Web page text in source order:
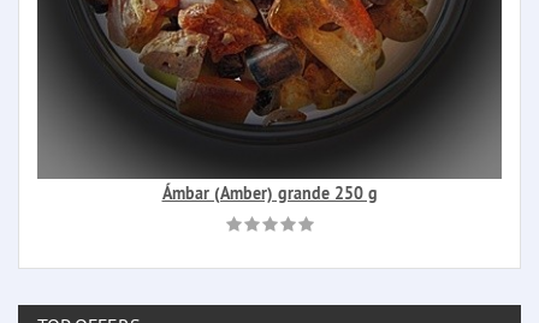
Ámbar (Amber) grande 250 g